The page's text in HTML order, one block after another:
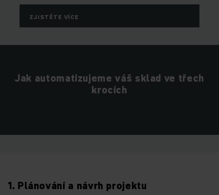
ZJISTĚTE VÍCE
Jak automatizujeme váš sklad ve třech
krocích
1. Plánování a návrh projektu